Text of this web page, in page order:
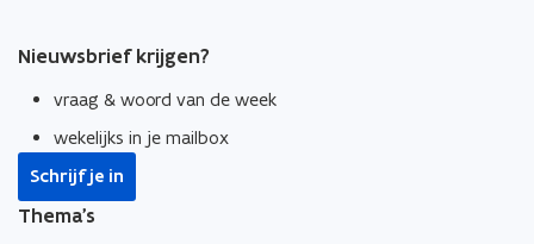
Nieuwsbrief krijgen?
vraag & woord van de week
wekelijks in je mailbox
Schrijf je in
Thema's